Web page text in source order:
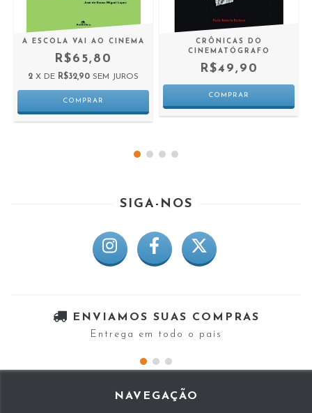
A ESCOLA VAI AO CINEMA
R$65,80
2 X DE R$32,90 SEM JUROS
CRÔNICAS DO
CINEMATÓGRAFO
R$49,90
SIGA-NOS
ENVIAMOS SUAS COMPRAS
Entrega em todo o país
NAVEGAÇÃO